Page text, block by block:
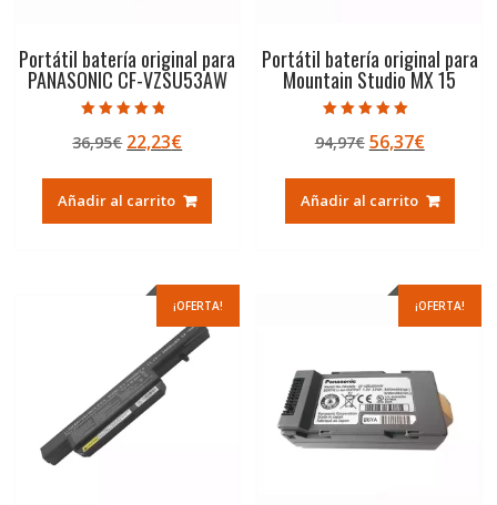
Portátil batería original para
PANASONIC CF-VZSU53AW
4.50
de 5
36,95€ El
original
era:
22,23€El
actual
es:
Añadir al carrito
Portátil batería original para
Mountain Studio MX 15
5.00
de 5
94,97€ El
original
era:
56,37€El
actual
es:
Añadir al carrito
¡OFERTA! ¡OFERTA!